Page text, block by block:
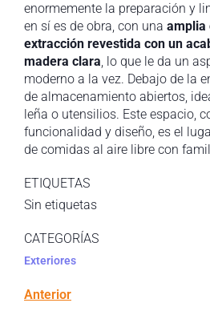
enormemente la preparación y
en sí es de obra, con una amplia
extracción revestida con un
madera clara, lo que le da un
moderno a la vez. Debajo de la
de almacenamiento abiertos,
leña o utensilios. Este espacio,
funcionalidad y diseño, es el
de comidas al aire libre con
ETIQUETAS
Sin etiquetas
CATEGORÍAS
Exteriores
Anterior